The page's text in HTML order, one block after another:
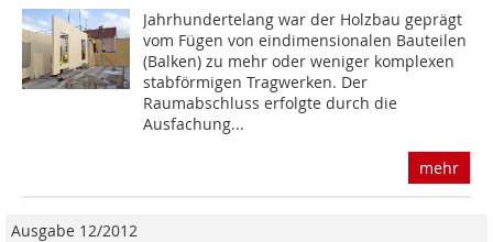
Jahrhundertelang war der Holzbau geprägt
vom Fügen von eindimensionalen Bauteilen
(Balken) zu mehr oder weniger komplexen
stabförmigen Tragwerken. Der
Raumabschluss erfolgte durch die
Ausfachung...
mehr
Ausgabe 12/2012